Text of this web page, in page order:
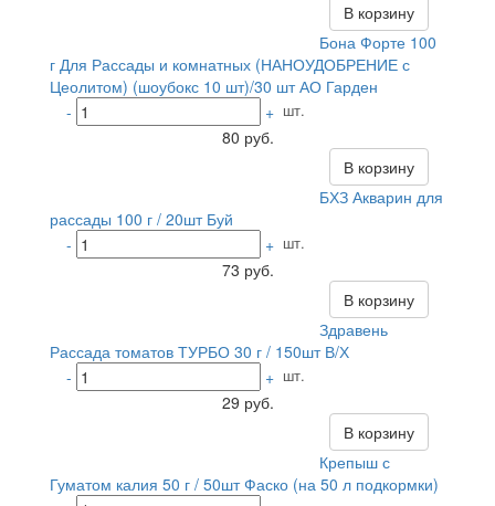
В корзину
Бона Форте 100
г Для Рассады и комнатных (НАНОУДОБРЕНИЕ с
Цеолитом) (шоубокс 10 шт)/30 шт АО Гарден
-
+ шт.
80 руб.
В корзину
БХЗ Акварин для
рассады 100 г / 20шт Буй
-
+ шт.
73 руб.
В корзину
Здравень
Рассада томатов ТУРБО 30 г / 150шт В/Х
-
+ шт.
29 руб.
В корзину
Крепыш с
Гуматом калия 50 г / 50шт Фаско (на 50 л подкормки)